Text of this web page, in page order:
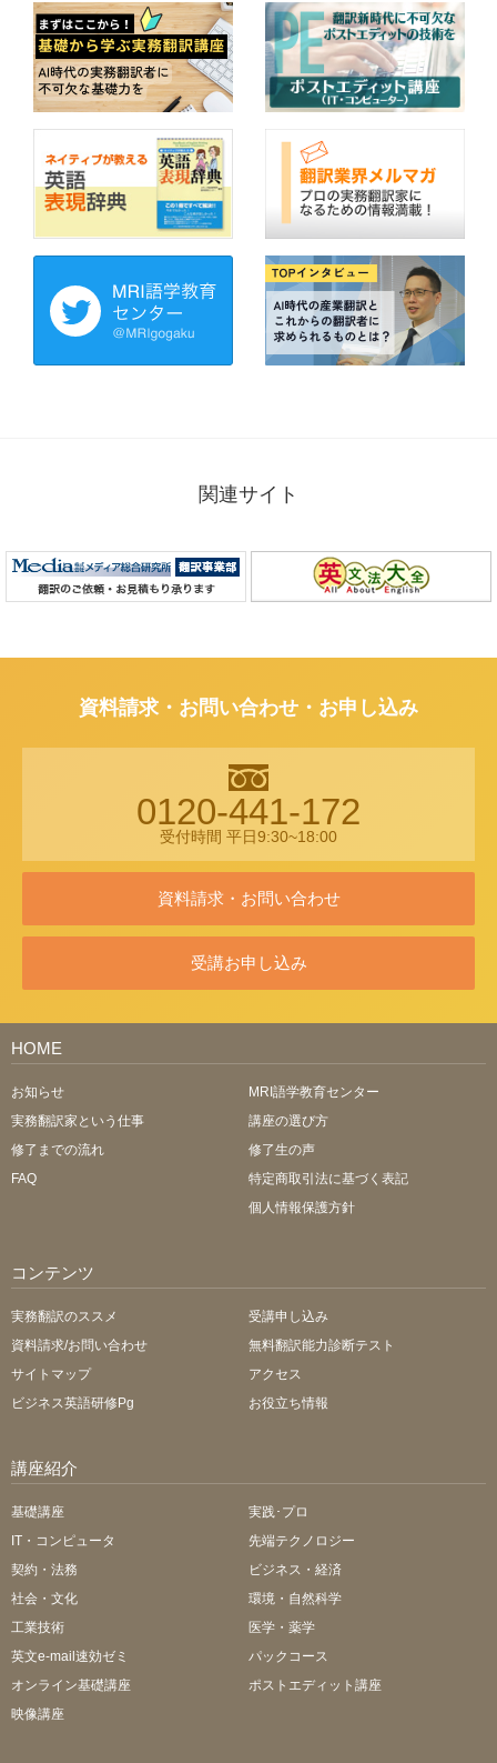
関連サイト
資料請求・お問い合わせ・お申し込み
0120-441-172
受付時間 平日9:30~18:00
資料請求・お問い合わせ
受講お申し込み
HOME
お知らせ
MRI語学教育センター
実務翻訳家という仕事
講座の選び方
修了までの流れ
修了生の声
FAQ
特定商取引法に基づく表記
個人情報保護方針
コンテンツ
実務翻訳のススメ
受講申し込み
資料請求/お問い合わせ
無料翻訳能力診断テスト
サイトマップ
アクセス
ビジネス英語研修Pg
お役立ち情報
講座紹介
基礎講座
実践･プロ
IT・コンピュータ
先端テクノロジー
契約・法務
ビジネス・経済
社会・文化
環境・自然科学
工業技術
医学・薬学
英文e-mail速効ゼミ
パックコース
オンライン基礎講座
ポストエディット講座
映像講座